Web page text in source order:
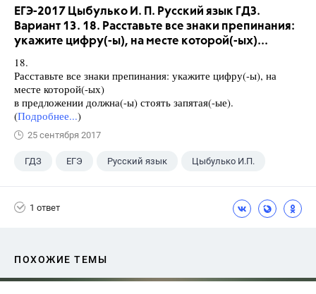
ЕГЭ-2017 Цыбулько И. П. Русский язык ГДЗ.
Вариант 13. 18. Расставьте все знаки препинания:
укажите цифру(-ы), на месте которой(-ых)...
18.
Расставьте все знаки препинания: укажите цифру(-ы), на
месте которой(-ых)
в предложении должна(-ы) стоять запятая(-ые).
(Подробнее...)
25 сентября 2017
ГДЗ ЕГЭ Русский язык Цыбулько И.П.
1 ответ
ПОХОЖИЕ ТЕМЫ